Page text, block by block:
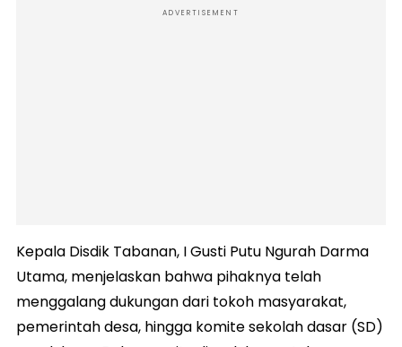
ADVERTISEMENT
Kepala Disdik Tabanan, I Gusti Putu Ngurah Darma
Utama, menjelaskan bahwa pihaknya telah
menggalang dukungan dari tokoh masyarakat,
pemerintah desa, hingga komite sekolah dasar (SD)